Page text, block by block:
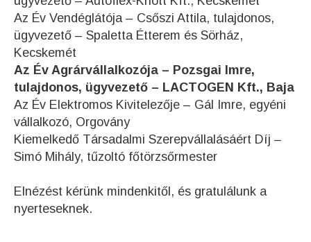
Az Év Vendéglátója – Csőszi Attila, tulajdonos,
ügyvezető – Spaletta Étterem és Sörház,
Kecskemét
Az Év Agrárvállalkozója – Pozsgai Imre,
tulajdonos, ügyvezető – LACTOGEN Kft., Baja
Az Év Elektromos Kivitelezője – Gál Imre, egyéni
vállalkozó, Orgovány
Kiemelkedő Társadalmi Szerepvállalásáért Díj –
Simó Mihály, tűzoltó főtörzsőrmester
Elnézést kérünk mindenkitől, és gratulálunk a
nyerteseknek.